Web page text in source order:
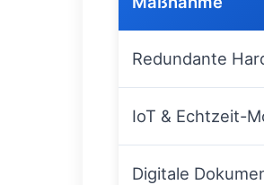
Redundante
IoT & Echtzeit-
Digitale